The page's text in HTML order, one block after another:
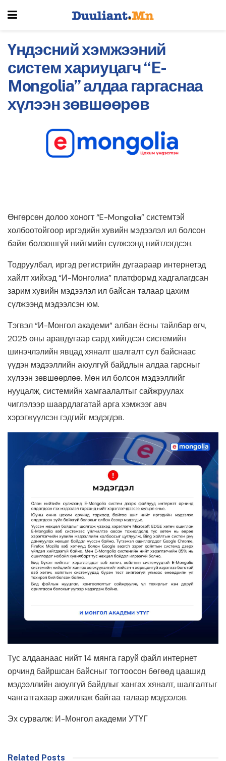
Үндэсний хэмжээний
систем хариуцагч “E-
Mongolia” алдаа гаргаснаа
хүлээн зөвшөөрөв
Өнгөрсөн долоо хоногт “E-Mongolia” системтэй
холбоотойгоор иргэдийн хувийн мэдээлэл ил болсон
байж болзошгүй нийгмийн сүлжээнд нийтлэгдсэн.
Тодруулбал, иргэд регистрийн дугаараар интернетэд
хайлт хийхэд “И-Монголиа” платформд хадгалагдсан
зарим хувийн мэдээлэл ил байсан талаар цахим
сүлжээнд мэдээлсэн юм.
Тэгвэл “И-Монгол академи” албан ёсны тайлбар өгч,
2025 оны аравдугаар сард хийгдсэн системийн
шинэчлэлийн явцад хяналт шалгалт сул байснаас
үүдэн мэдээллийн аюулгүй байдлын алдаа гарсныг
хүлээн зөвшөөрлөө. Мөн ил болсон мэдээллийг
нууцалж, системийн хамгаалалтыг сайжруулах
чиглэлээр шаардлагатай арга хэмжээг авч
хэрэгжүүлсэн гэдгийг мэдэгдэв.
Тус алдаанаас нийт 14 мянга гаруй файл интернет
орчинд байршсан байсныг тогтоосон бөгөөд цаашид
мэдээллийн аюулгүй байдлыг хангах хяналт, шалгалтыг
чангатгахаар ажиллаж байгаа талаар мэдээлэв.
Эх сурвалж: И-Монгол академи УТҮГ
Related Posts